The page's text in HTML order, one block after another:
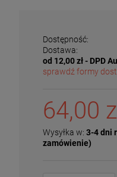
Dostępność:
Dostawa:
od 12,00 zł- DPD
Cena nie zawiera
sprawdź formy
64,00
Wysyłka w: 3-4 dni
zamówienie)